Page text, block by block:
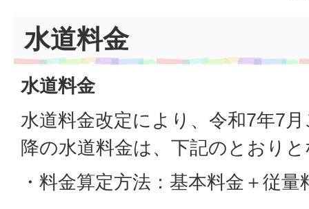
水道料金
水道料金
水道料金改定により、令和7年7
降の水道料金は、下記のとおり
・料金算定方法：基本料金＋従